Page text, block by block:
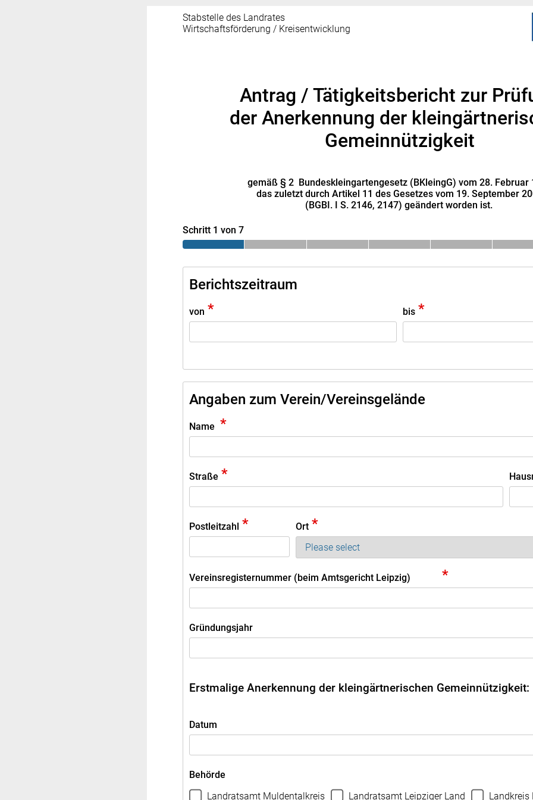
Stabstelle des Landrates
Wirtschaftsförderung / Kreisentwicklung
Antrag / Tätigkeitsbericht zur
der Anerkennung der
Gemeinnützigkeit
gemäß § 2 Bundeskleingartengesetz (BKleingG) vom 28. Februar
das zuletzt durch Artikel 11 des Gesetzes vom 19. September
(BGBI. I S. 2146, 2147) geändert worden ist.
Schritt 1 von 7
Berichtszeitraum
von * bis *
Angaben zum Verein/Vereinsgelände
Name *
Straße *
Postleitzahl * Ort *
Vereinsregisternummer (beim Amtsgericht Leipzig) *
Gründungsjahr
Erstmalige Anerkennung der kleingärtnerischen Gemeinnützigkeit:
Datum
Behörde
Landratsamt Muldentalkreis
Landratsamt Leipziger Land Landkreis